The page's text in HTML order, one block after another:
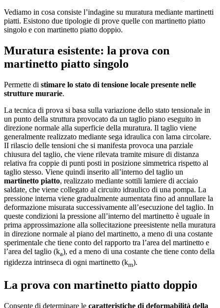
Vediamo in cosa consiste l’indagine su muratura mediante martinetti
piatti. Esistono due tipologie di prove quelle con martinetto piatto
singolo e con martinetto piatto doppio.
Muratura esistente: la prova con
martinetto piatto singolo
Permette di stimare lo stato di tensione locale presente nelle
strutture murarie.
La tecnica di prova si basa sulla variazione dello stato tensionale in
un punto della struttura provocato da un taglio piano eseguito in
direzione normale alla superficie della muratura. Il taglio viene
generalmente realizzato mediante sega idraulica con lama circolare.
II rilascio delle tensioni che si manifesta provoca una parziale
chiusura del taglio, che viene rilevata tramite misure di distanza
relativa fra coppie di punti posti in posizione simmetrica rispetto al
taglio stesso. Viene quindi inserito all’interno del taglio un
martinetto piatto, realizzato mediante sottili lamiere di acciaio
saldate, che viene collegato al circuito idraulico di una pompa. La
pressione interna viene gradualmente aumentata fino ad annullare la
deformazione misurata successivamente all’esecuzione del taglio. In
queste condizioni la pressione all’interno del martinetto è uguale in
prima approssimazione alla sollecitazione preesistente nella muratura
in direzione normale al piano del martinetto, a meno di una costante
sperimentale che tiene conto del rapporto tra l’area del martinetto e
l’area del taglio (ka), ed a meno di una costante che tiene conto della
rigidezza intrinseca di ogni martinetto (km).
La prova con martinetto piatto doppio
Consente di determinare le caratteristiche di deformabilità della